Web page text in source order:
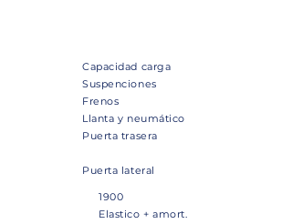
Capacidad carga
Suspenciones
Frenos
Llanta y neumático
Puerta trasera
Puerta lateral
1900
Elastico + amort.